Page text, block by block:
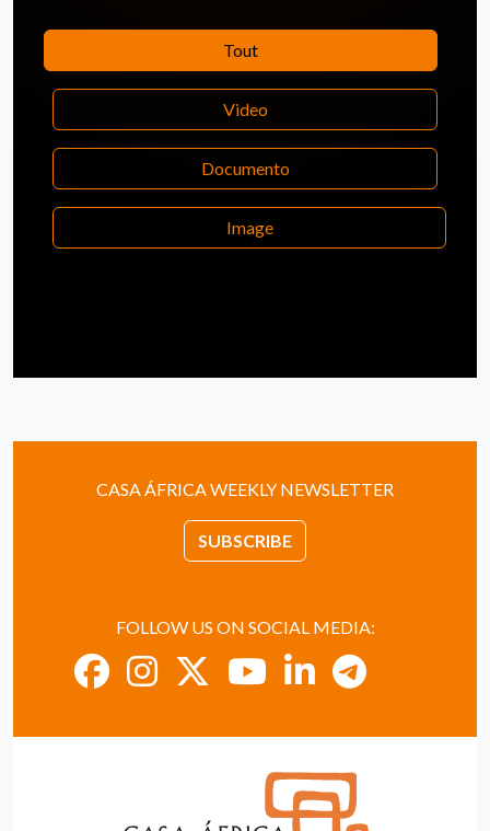
Tout
Video
Documento
Image
CASA ÁFRICA WEEKLY NEWSLETTER
SUBSCRIBE
FOLLOW US ON SOCIAL MEDIA: